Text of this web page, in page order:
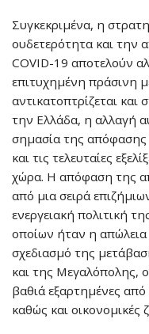
Συγκεκριμένα, η
ουδετερότητα και την
COVID-19 αποτελούν
επιτυχημένη πράσινη
αντικατοπτρίζεται
την Ελλάδα, η αλλαγή
σημασία της απόφασης
και τις τελευταίες
χώρα. Η απόφαση της
από μια σειρά
ενεργειακή πολιτική
οποίων ήταν η
σχεδιασμό της
και της Μεγαλόπολης,
βαθιά εξαρτημένες από
καθώς και οικονομικές